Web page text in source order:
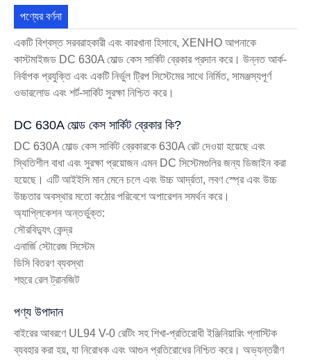
পণ্যের বর্ণনা
একটি বিশ্বস্ত সরবরাহকারী এবং কারখানা হিসাবে, XENHO আপনাকে
কাস্টমাইজড DC 630A মোল্ড কেস সার্কিট ব্রেকার প্রদান করে। উন্নত আর্ক-
নির্বাপক প্রযুক্তি এবং একটি নির্ভুল ট্রিপ সিস্টেমের সাথে নির্মিত, সামঞ্জস্যপূর্ণ
ওভারলোড এবং শর্ট-সার্কিট সুরক্ষা নিশ্চিত করে।
DC 630A মোল্ড কেস সার্কিট ব্রেকার কি?
DC 630A মোল্ড কেস সার্কিট ব্রেকারকে 630A রেট দেওয়া হয়েছে এবং
স্থিতিশীল বাধা এবং সুরক্ষা প্রয়োজন এমন DC সিস্টেমগুলির জন্য ডিজাইন করা
হয়েছে। এটি আইইসি মান মেনে চলে এবং উচ্চ আর্দ্রতা, লবণ স্প্রে এবং উচ্চ
উচ্চতার অবস্থার মতো কঠোর পরিবেশে অপারেশন সমর্থন করে।
অ্যাপ্লিকেশন অন্তর্ভুক্ত:
সৌরবিদ্যুৎ কেন্দ্র
এনার্জি স্টোরেজ সিস্টেম
ডিসি বিতরণ ব্যবস্থা
শহুরে রেল ট্রানজিট
পণ্য উপাদান
বাইরের আবরণে UL94 V-0 রেটিং সহ শিখা-প্রতিরোধী ইঞ্জিনিয়ারিং প্লাস্টিক
ব্যবহার করা হয়, যা নিরোধক এবং আগুন প্রতিরোধের নিশ্চিত করে। অভ্যন্তরীণ